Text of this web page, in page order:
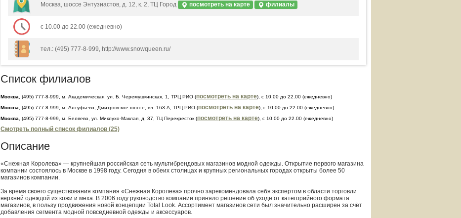
Москва, шоссе Энтузиастов, д. 12, к. 2, ТЦ Город посмотреть на карте филиалы
с 10.00 до 22.00 (ежедневно)
тел.: (495) 777-8-999, http://www.snowqueen.ru/
Список филиалов
Москва , (495) 777-8-999, м. Академическая, ул. Б. Черемушкинская, 1, ТРЦ РИО (посмотреть на карте), с 10.00 до 22.00 (ежедневно)
Москва , (495) 777-8-999, м. Алтуфьево, Дмитровское шоссе, вл. 163 А, ТРЦ РИО (посмотреть на карте), с 10.00 до 22.00 (ежедневно)
Москва , (495) 777-8-999, м. Беляево, ул. Миклухо-Маклая, д. 37, ТЦ Перекресток (посмотреть на карте), с 10.00 до 22.00 (ежедневно)
Смотреть полный список филиалов (25)
Описание
«Снежная Королева» — крупнейшая российская сеть мультибрендовых магазинов модной одежды. Открытие первого магазина
компании состоялось в Москве в 1998 году. Сегодня в обеих столицах и крупных региональных городах открыты более 50
магазинов компании.
За время своего существования компания «Снежная Королева» прочно зарекомендовала себя экспертом в области торговли
верхней одеждой из кожи и меха. В 2006 году руководство компании приняло решение об уходе от категорийного формата
магазинов, в пользу продвижения новой концепции Total Look. Ассортимент магазинов сети был значительно расширен за счёт
добавления сегмента модной повседневной одежды и аксессуаров.